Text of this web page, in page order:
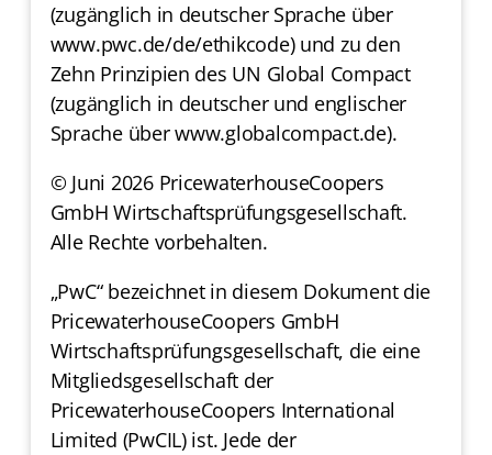
(zugänglich in deutscher Sprache über
www.pwc.de/de/ethikcode) und zu den
Zehn Prinzipien des UN Global Compact
(zugänglich in deutscher und englischer
Sprache über www.globalcompact.de).
© Juni 2026 PricewaterhouseCoopers
GmbH Wirtschaftsprüfungsgesellschaft.
Alle Rechte vorbehalten.
„PwC“ bezeichnet in diesem Dokument die
PricewaterhouseCoopers GmbH
Wirtschaftsprüfungsgesellschaft, die eine
Mitgliedsgesellschaft der
PricewaterhouseCoopers International
Limited (PwCIL) ist. Jede der